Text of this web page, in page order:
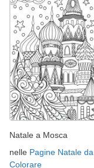
Natale a Mosca
nelle Pagine Natale da
Colorare